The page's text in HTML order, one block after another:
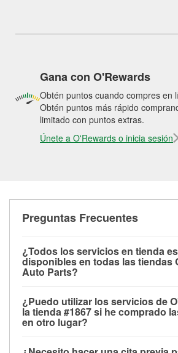
Gana con O'Rewards
Obtén puntos cuando compres en
Obtén puntos más rápido
limitado con puntos extras.
Únete a O'Rewards o inicia sesión
Preguntas Frecuentes
¿Todos los servicios en tienda
disponibles en todas las tiendas
Auto Parts?
las pruebas de batería, pruebas de
motor de arranque, revisión de la
con O'Reilly VeriScan® e
limpiaparabrisas o bombillas, están
¿Puedo utilizar los servicios de
la tienda #1867 si he comprado
en otro lugar?